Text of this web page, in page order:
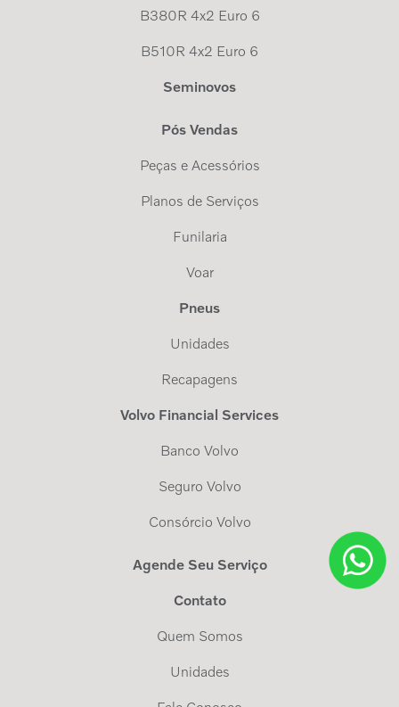
B380R 4x2 Euro 6
B510R 4x2 Euro 6
Seminovos
Pós Vendas
Peças e Acessórios
Planos de Serviços
Funilaria
Voar
Pneus
Unidades
Recapagens
Volvo Financial Services
Banco Volvo
Seguro Volvo
Consórcio Volvo
Agende Seu Serviço
Contato
Quem Somos
Unidades